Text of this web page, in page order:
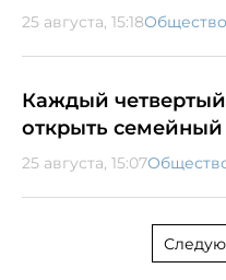
25 августа, 15:18Общество
Каждый
открыть семейный
25 августа, 15:07